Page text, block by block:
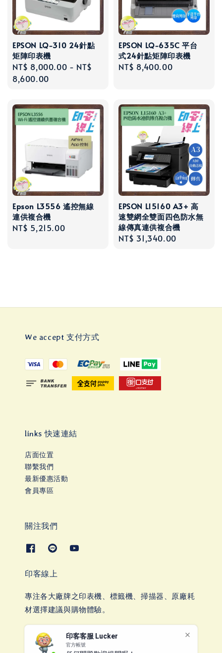
印客客服 Lucker
官方帳號
EPSON LQ-310 24針點
矩陣印表機
Regular
price
NT$ 8,000.00 - NT$
8,600.00
EPSON LQ-635C 平台
式24針點矩陣印表機
Regular
NT$ 8,400.00
Epson L3556 遙控無線
連供複合機
Regular
NT$ 5,215.00
EPSON L15160 A3+ 高
速雙網全雙面四色防水無
線傳真連供複合機
Regular
NT$ 31,340.00
We accept 支付方式
links 快速連結
店面位置
聯繫我們
最新優惠活動
會員專區
關注我們
印客線上
專注各大廠牌之印表機、標籤機、掃描器、原廠耗
材選擇建議與購物體驗。